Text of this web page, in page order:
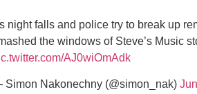
night falls and police try to break up
the windows of Steve’s Music
AJ0wiOmAdk
Nakonechny (@simon_nak)